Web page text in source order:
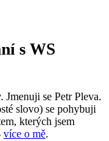
s WS
Jmenuji se Petr Pleva.
slovo) se pohybuji
kterých jsem
více o mě.